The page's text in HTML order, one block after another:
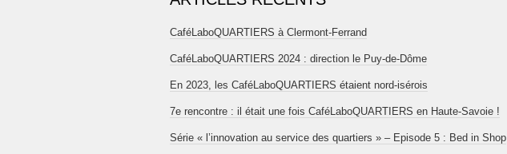
CaféLaboQUARTIERS à Clermont-Ferrand
CaféLaboQUARTIERS 2024 : direction le Puy-de-Dôme
En 2023, les CaféLaboQUARTIERS étaient nord-isérois
7e rencontre : il était une fois CaféLaboQUARTIERS en Haute-Savoie !
Série « l’innovation au service des quartiers » – Episode 5 : Bed in Shop